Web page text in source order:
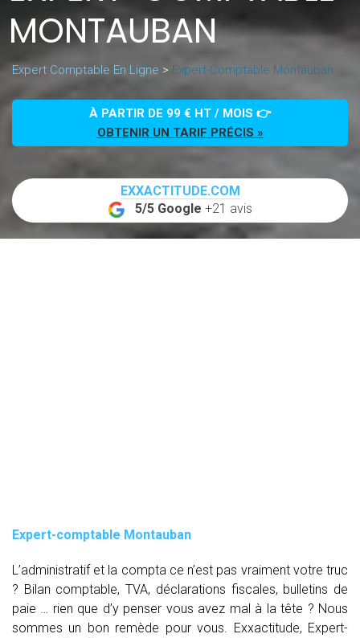
MONTAUBAN
Expert Comptable En Ligne > Expert-Comptable Montauban
À PARTIR DE 99 € HT / MOIS 👉
OBTENIR UN TARIF PRÉCIS »
EXXACTITUDE.COM
5/5 Google +21 avis
Expert-comptable Montauban
L’administratif et la compta ce n’est pas vraiment votre truc
? Bilan comptable, TVA, déclarations fiscales, bulletins de
paie … rien que d’y penser vous avez mal à la tête ? Nous
sommes un bon remède pour vous. Exxactitude, Expert-